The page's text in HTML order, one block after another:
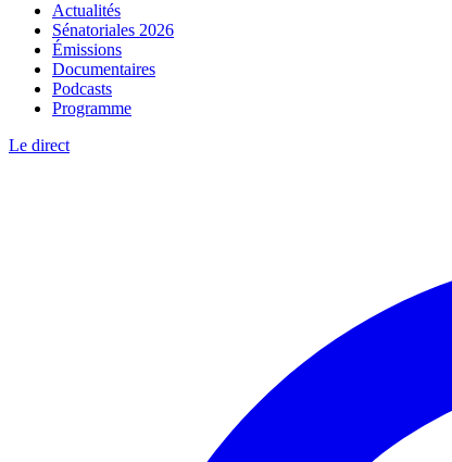
Actualités
Sénatoriales 2026
Émissions
Documentaires
Podcasts
Programme
Le direct